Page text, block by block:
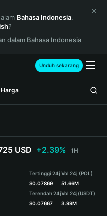
Bahasa Indonesia.
?
dalam Bahasa Indonesia
Unduh sekarang
Harga
USD +2.39% 1H
Tertinggi 24j
$0.07869
Terendah 24j
$0.07667
Vol 24j (POL)
51.66M
Vol 24j(USDT)
3.99M